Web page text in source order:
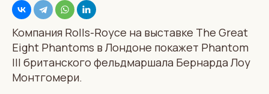
Компания Rolls-Royce на выставке The Great
Eight Phantoms в Лондоне покажет Phantom
III британского фельдмаршала Бернарда Лоу
Монтгомери.